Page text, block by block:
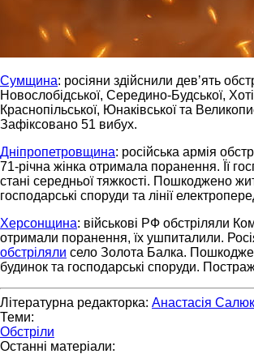
Сумщина: росіяни здійснили девʼять
Новослобідської, Середино-Будської,
Краснопільської, Юнаківської та
Зафіксовано 51 вибух.
Дніпропетровщина: російська армія
71-річна жінка отримала поранення. Її
стані середньої тяжкості. Пошкоджено
господарські споруди та лінії
Херсонщина: військові РФ обстріляли
отримали поранення, їх ушпиталили.
обстріляли село Золота Балка.
будинок та господарські споруди.
Літературна редакторка: Анастасія Салюк
Теми:
Обстріли
Останні матеріали: